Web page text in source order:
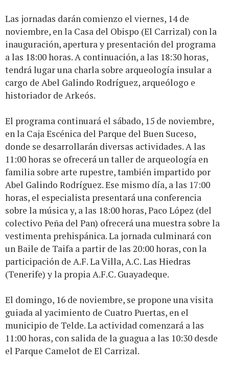
Las jornadas darán comienzo el viernes, 14 de
noviembre, en la Casa del Obispo (El Carrizal) con la
inauguración, apertura y presentación del programa
a las 18:00 horas. A continuación, a las 18:30 horas,
tendrá lugar una charla sobre arqueología insular a
cargo de Abel Galindo Rodríguez, arqueólogo e
historiador de Arkeós.
El programa continuará el sábado, 15 de noviembre,
en la Caja Escénica del Parque del Buen Suceso,
donde se desarrollarán diversas actividades. A las
11:00 horas se ofrecerá un taller de arqueología en
familia sobre arte rupestre, también impartido por
Abel Galindo Rodríguez. Ese mismo día, a las 17:00
horas, el especialista presentará una conferencia
sobre la música y, a las 18:00 horas, Paco López (del
colectivo Peña del Pan) ofrecerá una muestra sobre la
vestimenta prehispánica. La jornada culminará con
un Baile de Taifa a partir de las 20:00 horas, con la
participación de A.F. La Villa, A.C. Las Hiedras
(Tenerife) y la propia A.F.C. Guayadeque.
El domingo, 16 de noviembre, se propone una visita
guiada al yacimiento de Cuatro Puertas, en el
municipio de Telde. La actividad comenzará a las
11:00 horas, con salida de la guagua a las 10:30 desde
el Parque Camelot de El Carrizal.